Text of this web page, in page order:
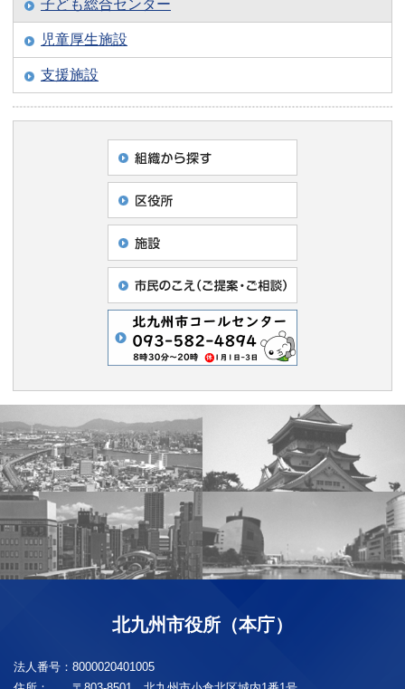
子ども総合センター
児童厚生施設
支援施設
北九州市役所（本庁）
法人番号： 8000020401005